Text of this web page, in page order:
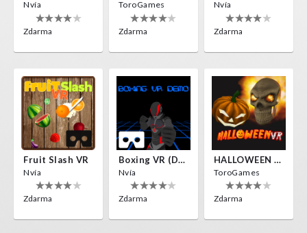
Nvía
Zdarma
ToroGames
Zdarma
Nvía
Zdarma
Fruit Slash VR
Nvía
Zdarma
Boxing VR (Demo)
Nvía
Zdarma
HALLOWEEN VR
ToroGames
Zdarma